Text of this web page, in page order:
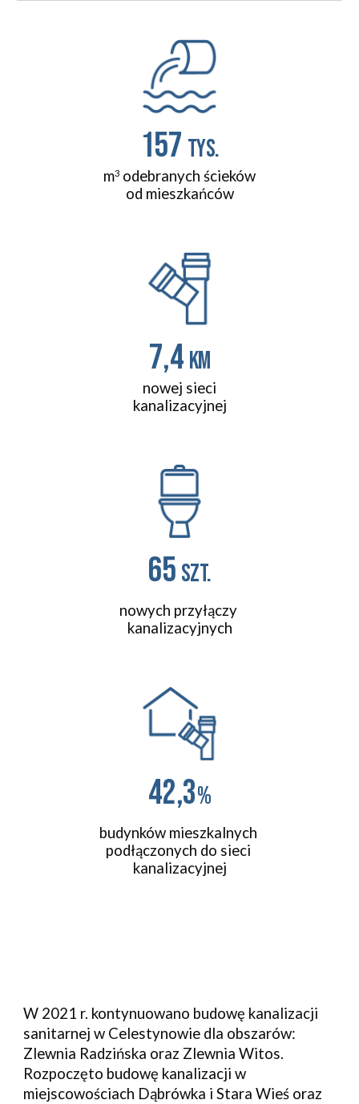
157 tys.
m3 odebranych ścieków
od mieszkańców
7,4 km
nowej sieci
kanalizacyjnej
65 szt.
nowych przyłączy
kanalizacyjnych
42,3%
budynków mieszkalnych
podłączonych do sieci
kanalizacyjnej
W 2021 r. kontynuowano budowę kanalizacji
sanitarnej w Celestynowie dla obszarów:
Zlewnia Radzińska oraz Zlewnia Witos.
Rozpoczęto budowę kanalizacji w
miejscowościach Dąbrówka i Stara Wieś oraz